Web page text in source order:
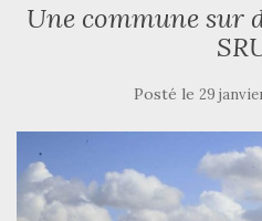
Une commune sur
Posté le 29